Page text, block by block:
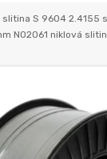
slitina S 9604 2.4155
N02061 niklová